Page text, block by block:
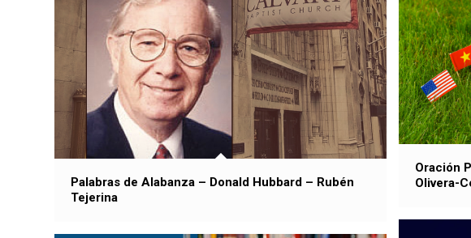
Oración
Olivera-
Palabras de Alabanza – Donald Hubbard – Rubén
Tejerina